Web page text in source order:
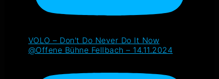
VOLO – Don't Do Never Do It Now
@Offene Bühne Fellbach – 14.11.2024